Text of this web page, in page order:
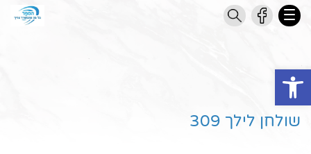
Open toolbar
שולחן לילך 309